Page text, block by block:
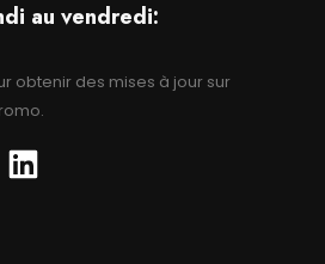
au vendredi:
obtenir des mises à jour sur